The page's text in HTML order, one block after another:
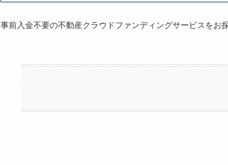
事前入金不要の不動産クラウドファンディングサービスをお